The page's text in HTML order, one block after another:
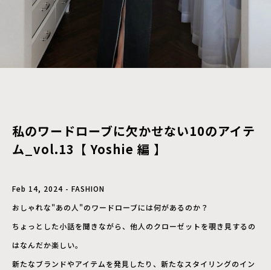
私のワードローブに欠かせない10のアイテ
ム_vol.13【 Yoshie 編 】
Feb 14, 2024 - FASHION
おしゃれな"あの人"のワードローブには何があるのか？
ちょっとした小話を聞きながら、他人のクローゼットを覗き見するの
はなんだか楽しい。
新たなブランドやアイテムを発見したり、新たなスタイリングのイン